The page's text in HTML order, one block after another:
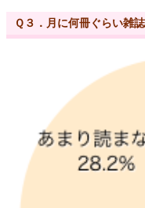
Ｑ３．月に何冊ぐらい雑